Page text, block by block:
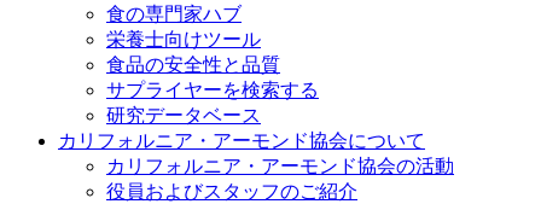
食の専門家ハブ
栄養士向けツール
食品の安全性と品質
サプライヤーを検索する
研究データベース
カリフォルニア・アーモンド協会について
カリフォルニア・アーモンド協会の活動
役員およびスタッフのご紹介